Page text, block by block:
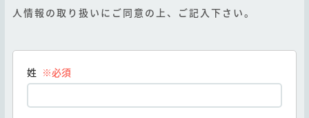
人情報の取り扱いにご同意の上、ご記入下さい。
姓 ※必須